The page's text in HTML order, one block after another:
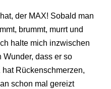
der MAX! Sobald man
brummt, murrt und
halte mich inzwischen
Wunder, dass er so
Rückenschmerzen,
schon mal gereizt